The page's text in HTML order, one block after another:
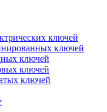
ключей
ключей
ключей
ключей
ключей